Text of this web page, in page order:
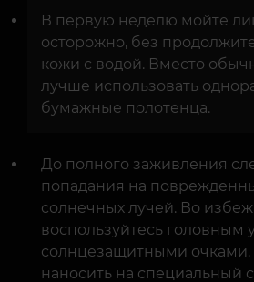
В первую неделю мойте
осторожно, без
кожи с водой. Вместо
лучше использовать
бумажные полотенца.
До полного заживления
попадания на
солнечных лучей. Во
воспользуйтесь головным
солнцезащитными очками.
наносить на специальный